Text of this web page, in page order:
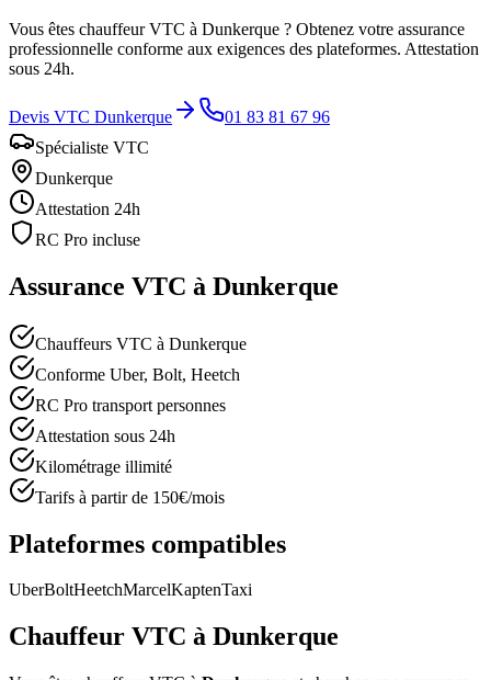
Vous êtes chauffeur VTC à Dunkerque ? Obtenez votre assurance
professionnelle conforme aux exigences des plateformes. Attestation
sous 24h.
Devis VTC Dunkerque
01 83 81 67 96
Spécialiste VTC
Dunkerque
Attestation 24h
RC Pro incluse
Assurance VTC à Dunkerque
Chauffeurs VTC à Dunkerque
Conforme Uber, Bolt, Heetch
RC Pro transport personnes
Attestation sous 24h
Kilométrage illimité
Tarifs à partir de 150€/mois
Plateformes compatibles
UberBoltHeetchMarcelKaptenTaxi
Chauffeur VTC à Dunkerque